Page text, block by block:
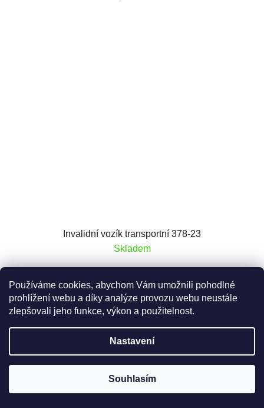
Používáme cookies, abychom Vám umožnili pohodlné
prohlížení webu a díky analýze provozu webu neustále
zlepšovali jeho funkce, výkon a použitelnost.
Nastavení
Souhlasím
Invalidní vozík transportní 378-23
Skladem
7 025 Kč bez DPH
8 500 Kč
DO KOŠÍKU